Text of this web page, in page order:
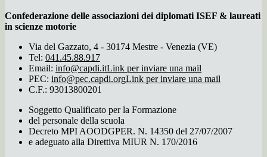
Confederazione delle associazioni dei diplomati ISEF & laureati
in scienze motorie
Via del Gazzato, 4 - 30174 Mestre - Venezia (VE)
Tel: 041.45.88.917
Email: info@capdi.itLink per inviare una mail
PEC: info@pec.capdi.orgLink per inviare una mail
C.F.: 93013800201
Soggetto Qualificato per la Formazione
del personale della scuola
Decreto MPI AOODGPER. N. 14350 del 27/07/2007
e adeguato alla Direttiva MIUR N. 170/2016